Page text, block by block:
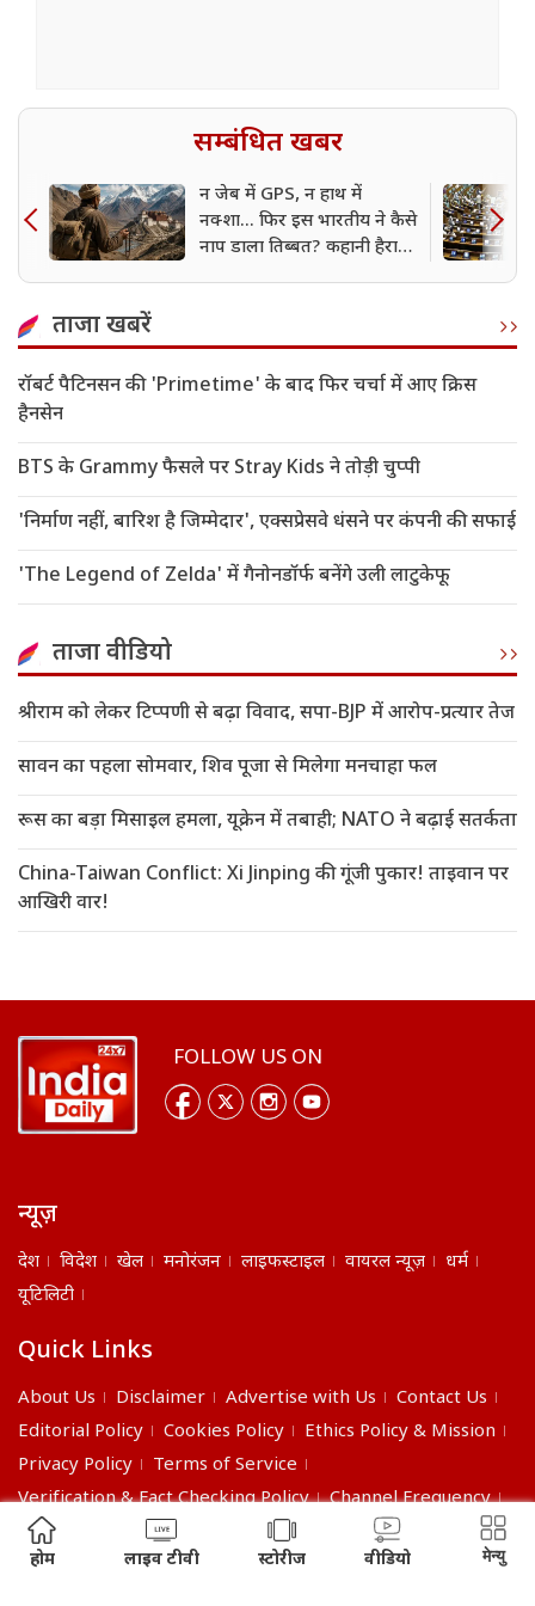
सम्बंधित खबर
न जेब में GPS, न हाथ में
नक्शा... फिर इस भारतीय ने कैसे
नाप डाला तिब्बत? कहानी हैरान
ताजा खबरें
रॉबर्ट पैटिनसन की 'Primetime' के बाद फिर चर्चा में आए क्रिस
हैनसेन
BTS के Grammy फैसले पर Stray Kids ने तोड़ी चुप्पी
'निर्माण नहीं, बारिश है जिम्मेदार', एक्सप्रेसवे धंसने पर कंपनी की सफाई
'The Legend of Zelda' में गैनोनडॉर्फ बनेंगे उली लाटुकेफू
ताजा वीडियो
श्रीराम को लेकर टिप्पणी से बढ़ा विवाद, सपा-BJP में आरोप-प्रत्यार तेज
सावन का पहला सोमवार, शिव पूजा से मिलेगा मनचाहा फल
रूस का बड़ा मिसाइल हमला, यूक्रेन में तबाही; NATO ने बढ़ाई सतर्कता
China-Taiwan Conflict: Xi Jinping की गूंजी पुकार! ताइवान पर
आखिरी वार!
FOLLOW US ON
न्यूज़
देश विदेश खेल मनोरंजन लाइफस्टाइल वायरल न्यूज़
धर्म
यूटिलिटी
Quick Links
About Us Disclaimer Advertise with Us
Contact Us
Editorial Policy
Cookies Policy
Ethics Policy & Mission
Privacy Policy
Terms of Service
Verification & Fact Checking Policy
Channel Frequency
©2026 India Daily. All right reserved.
होम लाइव टीवी स्टोरीज वीडियो मेन्यु